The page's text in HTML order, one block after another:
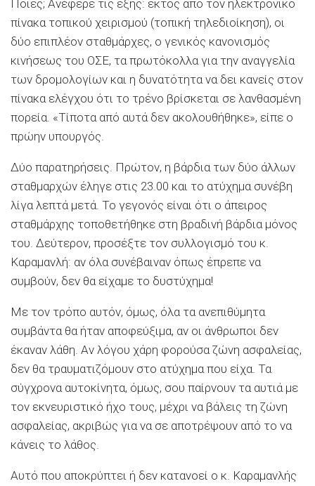
Ποιες; Ανέφερε τις εξής: εκτός από τον ηλεκτρονικό
πίνακα τοπικού χειρισμού (τοπική τηλεδιοίκηση), οι
δύο επιπλέον σταθμάρχες, ο γενικός κανονισμός
κινήσεως του ΟΣΕ, τα πρωτόκολλα για την αναγγελία
των δρομολογίων και η δυνατότητα να δει κανείς στον
πίνακα ελέγχου ότι το τρένο βρίσκεται σε λανθασμένη
πορεία. «Τίποτα από αυτά δεν ακολουθήθηκε», είπε ο
πρώην υπουργός.
Δύο παρατηρήσεις. Πρώτον, η βάρδια των δύο άλλων
σταθμαρχών έληγε στις 23.00 και το ατύχημα συνέβη
λίγα λεπτά μετά. Το γεγονός είναι ότι ο άπειρος
σταθμάρχης τοποθετήθηκε στη βραδινή βάρδια μόνος
του. Δεύτερον, προσέξτε τον συλλογισμό του κ.
Καραμανλή: αν όλα συνέβαιναν όπως έπρεπε να
συμβούν, δεν θα είχαμε το δυστύχημα!
Με τον τρόπο αυτόν, όμως, όλα τα ανεπιθύμητα
συμβάντα θα ήταν αποφεύξιμα, αν οι άνθρωποι δεν
έκαναν λάθη. Αν λόγου χάρη φορούσα ζώνη ασφαλείας,
δεν θα τραυματιζόμουν στο ατύχημα που είχα. Τα
σύγχρονα αυτοκίνητα, όμως, σου παίρνουν τα αυτιά με
τον εκνευριστικό ήχο τους, μέχρι να βάλεις τη ζώνη
ασφαλείας, ακριβώς για να σε αποτρέψουν από το να
κάνεις το λάθος.
Αυτό που αποκρύπτει ή δεν κατανοεί ο κ. Καραμανλής